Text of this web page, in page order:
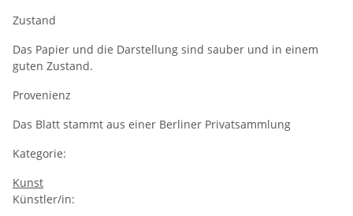
Zustand
Das Papier und die Darstellung sind sauber und in einem
guten Zustand.
Provenienz
Das Blatt stammt aus einer Berliner Privatsammlung
Kategorie:
Kunst
Künstler/in: